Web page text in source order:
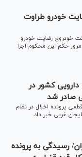
خودرو طراوت
خودروی رضایت خودرو
حکم این محکوم اجرا
کشور در
صادر شد
پرونده اخلال در نظام
غربی خبر داد.
تهران/ رسیدگی به پرونده